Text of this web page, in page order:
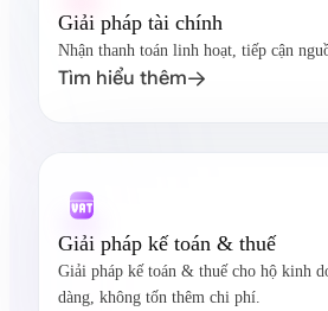
Giải pháp tài chính
Nhận thanh toán linh hoạt, tiếp cận
Tìm hiểu thêm
Giải pháp kế toán & thuế
Giải pháp kế toán & thuế cho hộ kinh
dàng, không tốn thêm chi phí.